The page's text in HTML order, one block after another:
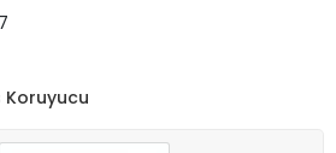
Koruyucu